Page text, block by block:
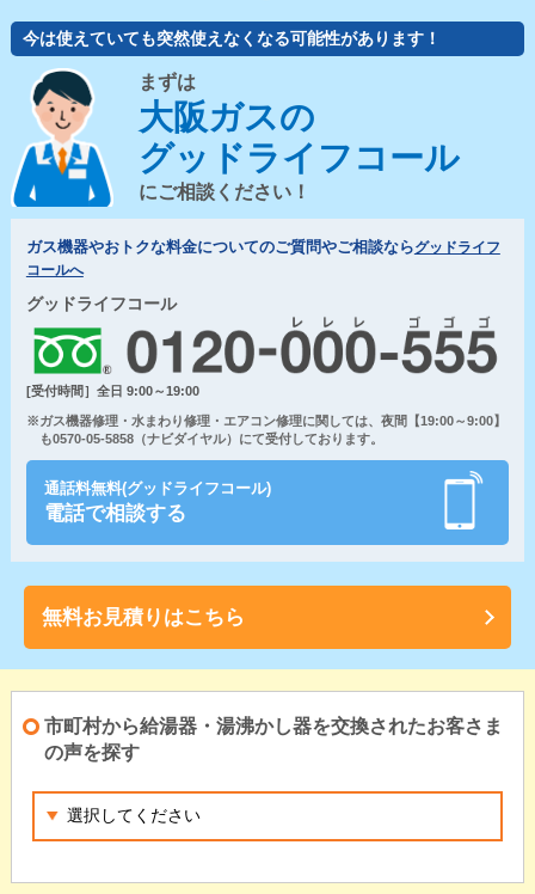
今は使えていても突然使えなくなる可能性があります！
まずは
大阪ガスの
グッドライフコール
にご相談ください！
ガス機器やおトクな料金についてのご質問やご相談ならグッドライフ
コールへ
グッドライフコール
[受付時間］全日 9:00～19:00
※ガス機器修理・水まわり修理・エアコン修理に関しては、夜間【19:00～9:00】
も0570-05-5858（ナビダイヤル）にて受付しております。
通話料無料(グッドライフコール)
電話で相談する
無料お見積りはこちら
市町村から給湯器・湯沸かし器を交換されたお客さま
の声を探す